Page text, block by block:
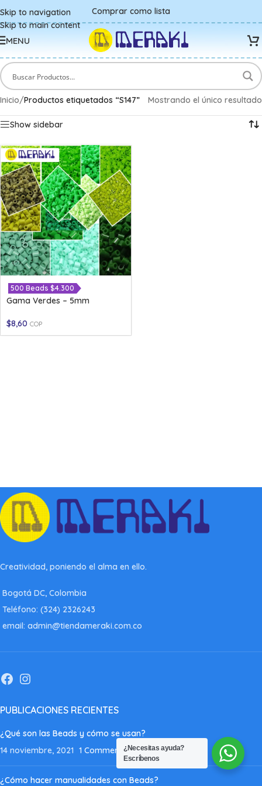
Skip to navigation
Skip to main content
Comprar como lista
MENU
Inicio/Productos etiquetados “S147” Mostrando el único resultado
Show sidebar
500 Beads $4.300
Gama Verdes – 5mm
$8,60 COP
Creatividad, poniendo el alma en ello.
Bogotá DC, Colombia
Teléfono: (324) 2326243
email: admin@tiendameraki.com.co
PUBLICACIONES RECIENTES
¿Qué son las Beads y cómo se usan?
14 noviembre, 2021 1 Comment
¿Cómo hacer manualidades con Beads?
¿Necesitas ayuda?
Escríbenos